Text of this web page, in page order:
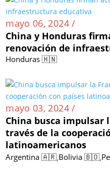
mayo 06, 2024 /
China y Honduras
renovación de
Honduras 🇭🇳
mayo 03, 2024 /
China busca impulsar
través de la
latinoamericanos
Argentina 🇦🇷,Bolivia 🇧🇴,